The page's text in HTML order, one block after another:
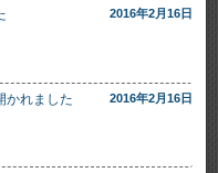
2016年2月16日
かれました 2016年2月16日